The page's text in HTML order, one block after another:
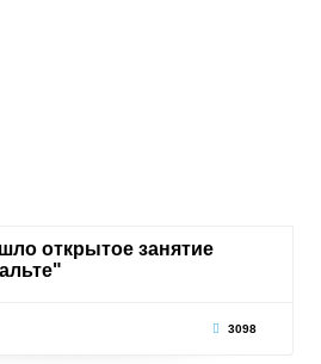
открытое занятие
3098